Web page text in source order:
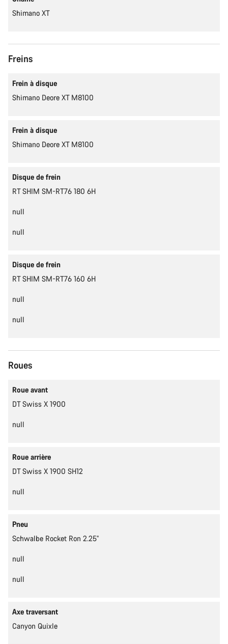
Shimano XT
Freins
Frein à disque
Shimano Deore XT M8100
Frein à disque
Shimano Deore XT M8100
Disque de frein
RT SHIM SM-RT76 180 6H
null
null
Disque de frein
RT SHIM SM-RT76 160 6H
null
null
Roues
Roue avant
DT Swiss X 1900
null
Roue arrière
DT Swiss X 1900 SH12
null
Pneu
Schwalbe Rocket Ron 2.25''
null
null
Axe traversant
Canyon Quixle